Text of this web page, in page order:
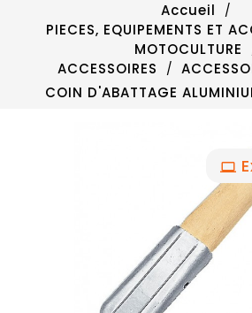
Accueil
PIECES, EQUIPEMENTS ET
MOTOCULTURE
ACCESSOIRES
COIN D'ABATTAGE